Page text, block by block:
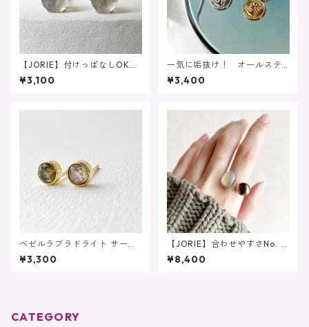
【JORIE】付けっぱなしOK♡
グレーオニキス 4mm サー
ジカルステンレス（ピアス/イ
¥3,100
一気に垢抜け！ オールステ
ンレス 小さめコインネック
レス シンプル 金属アレル
¥3,400
ベゼルラブラドライト サージ
カルステンレス刻印 ピアス
イヤリング対応
¥3,300
【JORIE】合わせやすさNo. 1
❤️大人のニュアンスカラーフ
ォークリング グレーオニキ
¥8,400
CATEGORY